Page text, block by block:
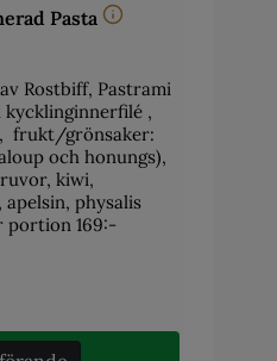
Pasta
Rostbiff, Pastrami
kycklinginnerfilé ,
frukt/grönsaker:
och honungs),
kiwi,
physalis
portion 169:-